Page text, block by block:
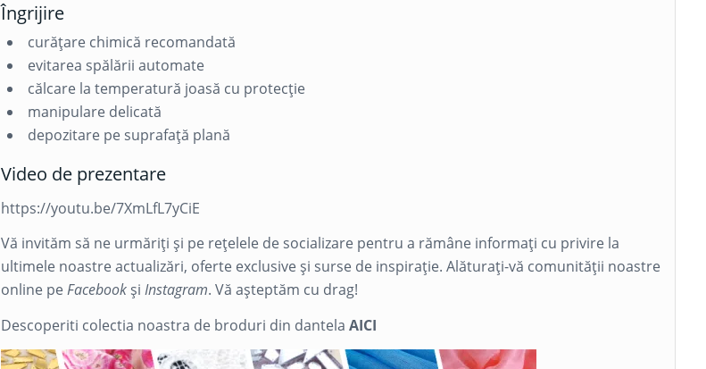
Îngrijire
curățare chimică recomandată
evitarea spălării automate
călcare la temperatură joasă cu protecție
manipulare delicată
depozitare pe suprafață plană
Video de prezentare
https://youtu.be/7XmLfL7yCiE
Vă invităm să ne urmăriți și pe rețelele de socializare pentru a rămâne informați cu privire la
ultimele noastre actualizări, oferte exclusive și surse de inspirație. Alăturați-vă comunității noastre
online peFacebook șiInstagram. Vă așteptăm cu drag!
Descoperiti colectia noastra de broduri din dantelaAICI